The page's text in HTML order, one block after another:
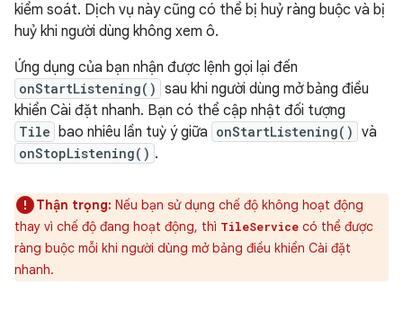
kiểm soát. Dịch vụ này cũng có thể bị huỷ ràng buộc và bị
huỷ khi người dùng không xem ô.
Ứng dụng của bạn nhận được lệnh gọi lại đến
onStartListening() sau khi người dùng mở bảng điều
khiển Cài đặt nhanh. Bạn có thể cập nhật đối tượng
Tile bao nhiêu lần tuỳ ý giữa onStartListening() và
onStopListening() .
Thận trọng: Nếu bạn sử dụng chế độ không hoạt động
thay vì chế độ đang hoạt động, thì TileService có thể được
ràng buộc mỗi khi người dùng mở bảng điều khiển Cài đặt
nhanh.